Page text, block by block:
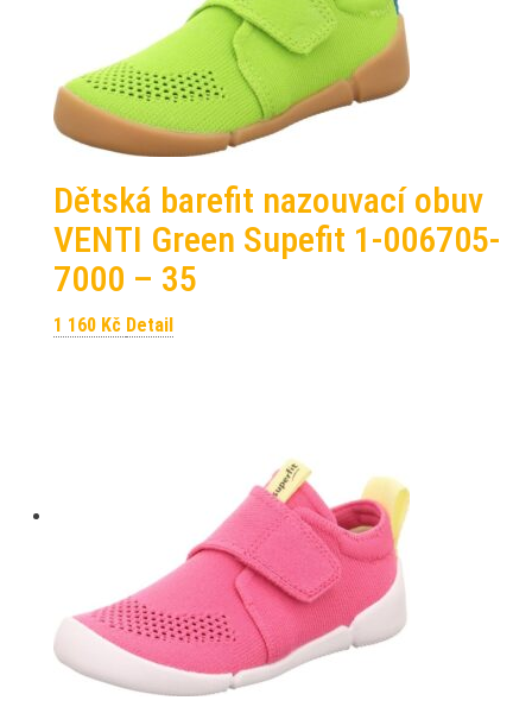
Dětská barefit nazouvací obuv
VENTI Green Supefit 1-006705-
7000 – 35
1 160 Kč Detail